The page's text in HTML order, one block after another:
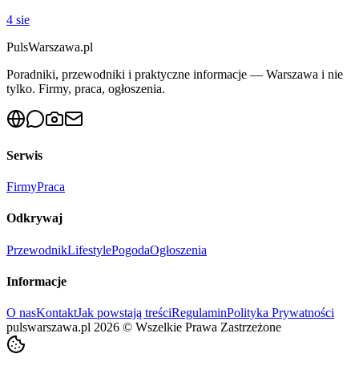
4 sie
PulsWarszawa.pl
Poradniki, przewodniki i praktyczne informacje — Warszawa i nie
tylko. Firmy, praca, ogłoszenia.
Serwis
FirmyPraca
Odkrywaj
PrzewodnikLifestylePogodaOgłoszenia
Informacje
O nasKontaktJak powstają treściRegulaminPolityka Prywatności
pulswarszawa.pl 2026 © Wszelkie Prawa Zastrzeżone